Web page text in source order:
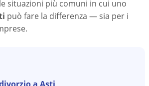
situazioni più comuni in cui uno
può fare la differenza — sia per i